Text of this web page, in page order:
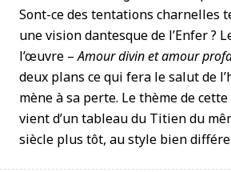
Sont-ce des tentations charnelles
une vision dantesque de l’Enfer ?
l’œuvre –Amour divin et amour
deux plans ce qui fera le salut de
mène à sa perte. Le thème de
vient d’un tableau du Titien du
siècle plus tôt, au style bien